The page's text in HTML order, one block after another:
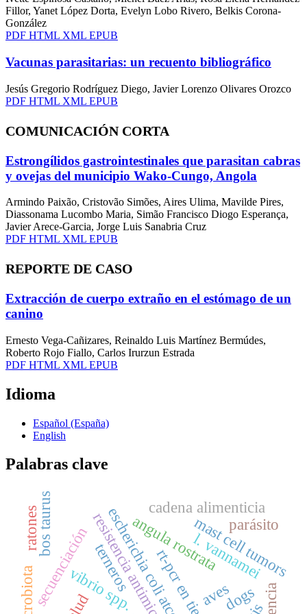
Fillor, Yanet López Dorta, Evelyn Lobo Rivero, Belkis Corona-
González
PDF HTML XML EPUB
Vacunas parasitarias: un recuento bibliográfico
Jesús Gregorio Rodríguez Diego, Javier Lorenzo Olivares Orozco
PDF HTML XML EPUB
COMUNICACIÓN CORTA
Estrongílidos gastrointestinales que parasitan cabras
y ovejas del municipio Wako-Cungo, Angola
Armindo Paixão, Cristovão Simões, Aires Ulima, Mavilde Pires,
Diassonama Lucombo Maria, Simão Francisco Diogo Esperança,
Javier Arece-Garcia, Jorge Luis Sanabria Cruz
PDF HTML XML EPUB
REPORTE DE CASO
Extracción de cuerpo extraño en el estómago de un
canino
Ernesto Vega-Cañizares, Reinaldo Luis Martínez Bermúdes,
Roberto Rojo Fiallo, Carlos Irurzun Estrada
PDF HTML XML EPUB
Idioma
Español (España)
English
Palabras clave
angula rostratal. vannamei
vibrio spp.
secuenciación aves
mast cell tumors
dogs
bos taurus cadena alimenticia
microbiota
ratones
terneros
parásito